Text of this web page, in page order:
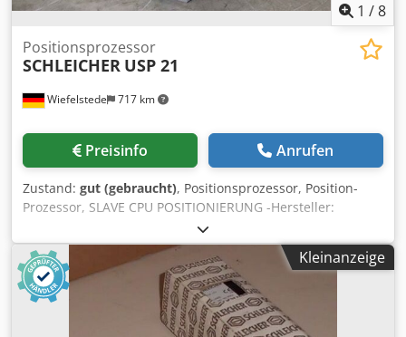
1 /8
Wiefelstede 717 km
Positionsprozessor
SCHLEICHER USP 21
Preisinfo Anrufen
Zustand: gut (gebraucht), Positionsprozessor, Position-
Prozessor, SLAVE CPU POSITIONIERUNG -Hersteller:
SCHLEICHER, Positionierbaugruppe 2 Achsen -Typ: USP21 -
Nr.: 31506913-310 -Anzahl: 2x Modul vorhanden -Preis: pro
Stück -Abmessungen: 150/35/H200 mm -Gewicht: 0,6 kg/St.
Cedpfxeymltbs Agkjrf
Kleinanzeige